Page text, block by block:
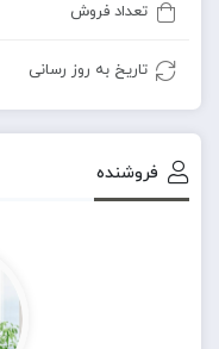
تعداد فروش
تاریخ به روز رسانی
فروشنده